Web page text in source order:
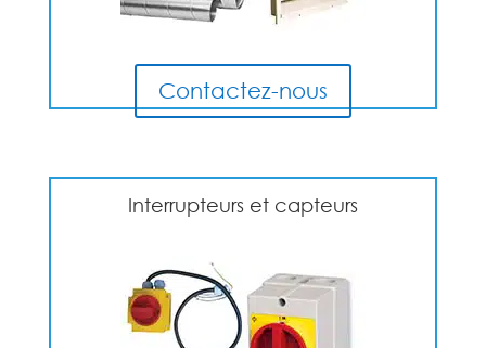
Contactez-nous
Interrupteurs et capteurs